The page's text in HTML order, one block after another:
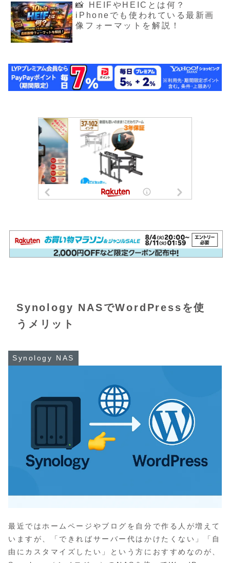
📸 HEIFやHEICとは何？
iPhoneでも使われている最新画
像フォーマットを解説！
Synology NASでWordPressを使
うメリット
Synology NAS
最近ではホームページやブログを自分で作る人が増えて
いますが、「できればサーバー代はかけたくない」「自
由にカスタマイズしたい」という方におすすめなのが、